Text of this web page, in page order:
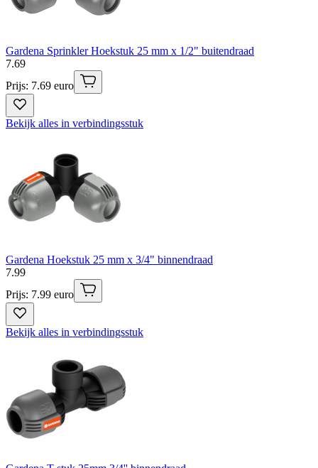
Gardena Sprinkler Hoekstuk 25 mm x 1/2" buitendraad
7.69
Prijs: 7.69 euro
Bekijk alles in verbindingsstuk
Gardena Hoekstuk 25 mm x 3/4" binnendraad
7.99
Prijs: 7.99 euro
Bekijk alles in verbindingsstuk